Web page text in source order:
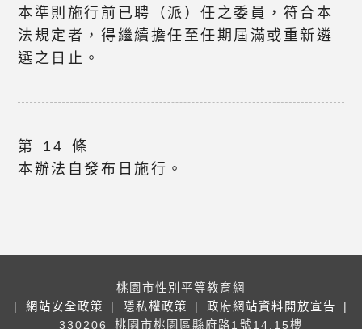
本準則施行前已聘（派）任之委員，符合本
法規定者，得繼續擔任至任期屆滿或重新遴
選之日止。
第 14 條
本辦法自發布日施行。
桃園市性別平等教育網
| 網站安全政策 | 隱私權政策 | 政府網站資料開放宣告
|
330206 桃園市桃園區縣府路1號14,15樓